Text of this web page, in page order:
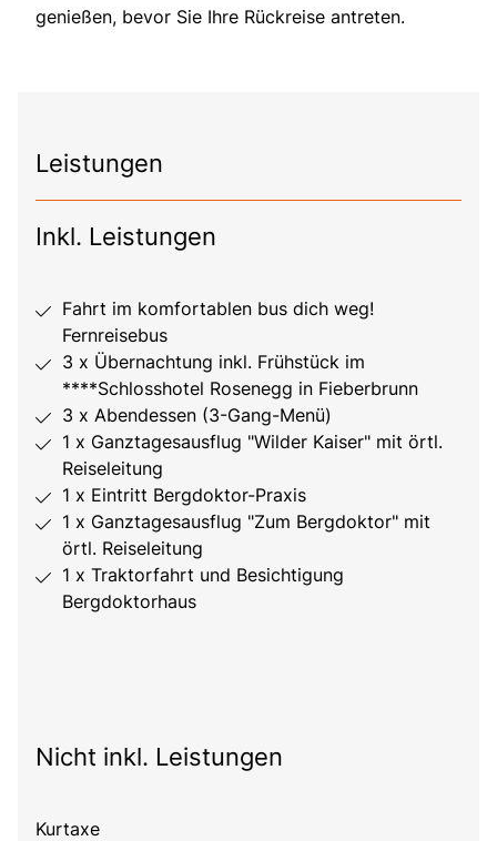
genießen, bevor Sie Ihre Rückreise antreten.
Leistungen
Inkl. Leistungen
Fahrt im komfortablen bus dich weg!
Fernreisebus
3 x Übernachtung inkl. Frühstück im
****Schlosshotel Rosenegg in Fieberbrunn
3 x Abendessen (3-Gang-Menü)
1 x Ganztagesausflug "Wilder Kaiser" mit örtl.
Reiseleitung
1 x Eintritt Bergdoktor-Praxis
1 x Ganztagesausflug "Zum Bergdoktor" mit
örtl. Reiseleitung
1 x Traktorfahrt und Besichtigung
Bergdoktorhaus
Nicht inkl. Leistungen
Kurtaxe